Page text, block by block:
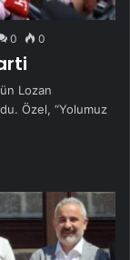
0 0
Lozan
Özel, “Yolumuz